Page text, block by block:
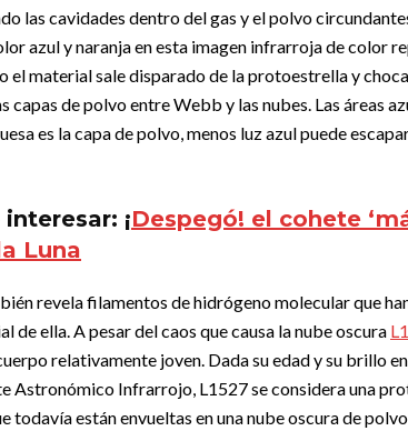
las cavidades dentro del gas y el polvo
azul y naranja en esta imagen infrarroja de color
el material sale disparado de la protoestrella y
capas de polvo entre Webb y las nubes. Las áreas
es la capa de polvo, menos luz azul puede
¡Despegó! el cohete
Luna
revela filamentos de hidrógeno molecular que
de ella. A pesar del caos que causa la nube oscura
relativamente joven. Dada su edad y su brillo
Astronómico Infrarrojo, L1527 se considera una
todavía están envueltas en una nube oscura de